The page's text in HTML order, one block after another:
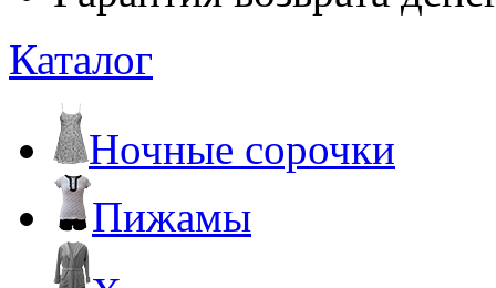
Каталог
Ночные сорочки
Пижамы